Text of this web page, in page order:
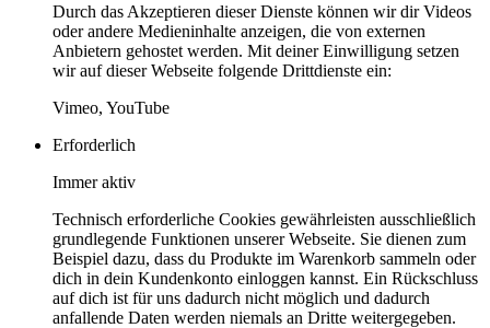
Durch das Akzeptieren dieser Dienste können wir dir Videos
oder andere Medieninhalte anzeigen, die von externen
Anbietern gehostet werden. Mit deiner Einwilligung setzen
wir auf dieser Webseite folgende Drittdienste ein:
Vimeo, YouTube
Erforderlich
Immer aktiv
Technisch erforderliche Cookies gewährleisten ausschließlich
grundlegende Funktionen unserer Webseite. Sie dienen zum
Beispiel dazu, dass du Produkte im Warenkorb sammeln oder
dich in dein Kundenkonto einloggen kannst. Ein Rückschluss
auf dich ist für uns dadurch nicht möglich und dadurch
anfallende Daten werden niemals an Dritte weitergegeben.